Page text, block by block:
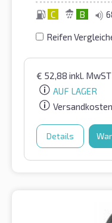
C B
Reifen
€ 52,88 inkl. MwST
AUF LAGER
Details